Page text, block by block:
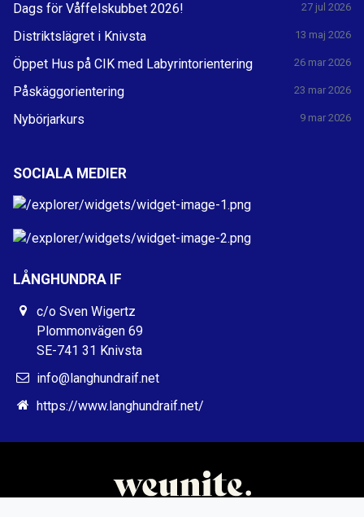
Dags för Våffelskubbet 2026! 27 jul 2026
Distriktslägret i Knivsta 13 maj 2026
Öppet Hus på CIK med Labyrintorientering 26 mar 2026
Påskäggorientering 23 mar 2026
Nybörjarkurs 9 mar 2026
SOCIALA MEDIER
LÅNGHUNDRA IF
c/o Sven Wigertz
Plommonvägen 69
SE-741 31 Knivsta
info@langhundraif.net
https://www.langhundraif.net/